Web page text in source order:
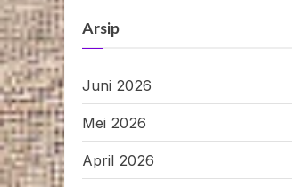
Arsip
Juni 2026
Mei 2026
April 2026